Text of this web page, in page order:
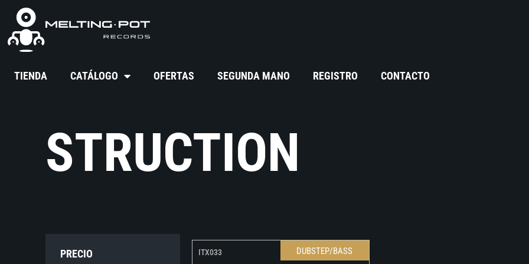
TIENDA CATÁLOGO OFERTAS SEGUNDA MANO REGISTRO CONTACTO
STRUCTION
PRECIO ITX033 DUBSTEP/BASS